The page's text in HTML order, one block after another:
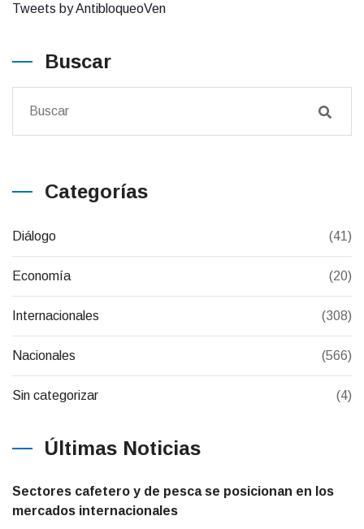
Tweets by AntibloqueoVen
Buscar
Categorías
Diálogo (41)
Economía (20)
Internacionales (308)
Nacionales (566)
Sin categorizar (4)
Últimas Noticias
Sectores cafetero y de pesca se posicionan en los
mercados internacionales